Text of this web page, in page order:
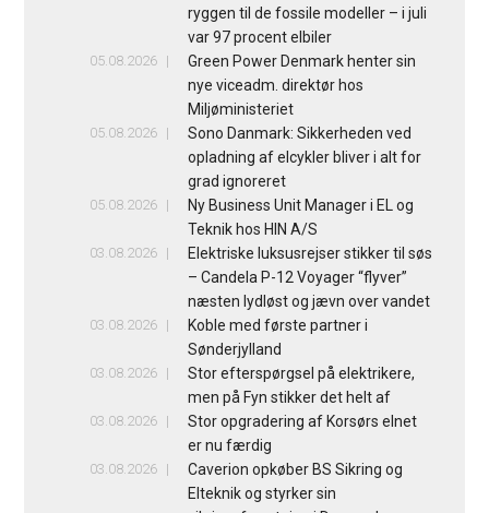
ryggen til de fossile modeller – i juli
var 97 procent elbiler
05.08.2026
Green Power Denmark henter sin
nye viceadm. direktør hos
Miljøministeriet
05.08.2026
Sono Danmark: Sikkerheden ved
opladning af elcykler bliver i alt for
grad ignoreret
05.08.2026
Ny Business Unit Manager i EL og
Teknik hos HIN A/S
03.08.2026
Elektriske luksusrejser stikker til søs
– Candela P-12 Voyager “flyver”
næsten lydløst og jævn over vandet
03.08.2026
Koble med første partner i
Sønderjylland
03.08.2026
Stor efterspørgsel på elektrikere,
men på Fyn stikker det helt af
03.08.2026
Stor opgradering af Korsørs elnet
er nu færdig
03.08.2026
Caverion opkøber BS Sikring og
Elteknik og styrker sin